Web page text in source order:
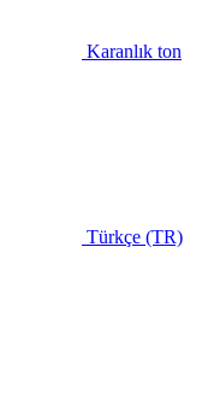
Karanlık ton
Türkçe (TR)